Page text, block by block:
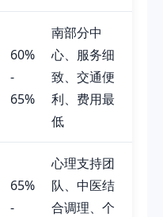
60%
-
65%
南部分中
心、服务细
致、交通便
利、费用最
低
65%
-
心理支持团
队、中医结
合调理、个